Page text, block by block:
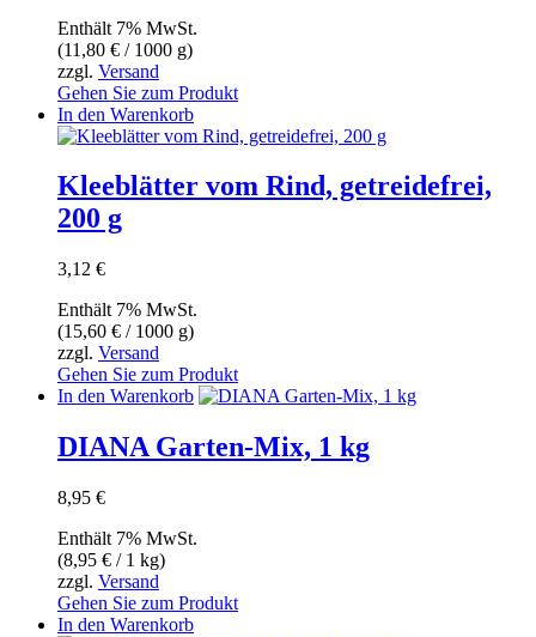
Enthält 7% MwSt.
(11,80 € / 1000 g)
zzgl. Versand
Gehen Sie zum Produkt
In den Warenkorb
Kleeblätter vom Rind, getreidefrei,
200 g
3,12 €
Enthält 7% MwSt.
(15,60 € / 1000 g)
zzgl. Versand
Gehen Sie zum Produkt
In den Warenkorb
DIANA Garten-Mix, 1 kg
8,95 €
Enthält 7% MwSt.
(8,95 € / 1 kg)
zzgl. Versand
Gehen Sie zum Produkt
In den Warenkorb